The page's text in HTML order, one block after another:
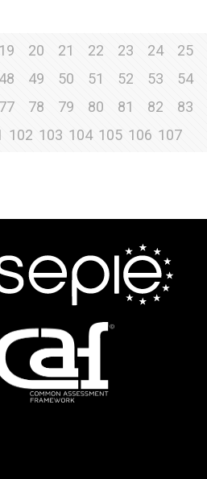
19 20 21 22 23 24 25
48 49 50 51 52 53 54
77 78 79 80 81 82 83
102 103 104 105 106 107